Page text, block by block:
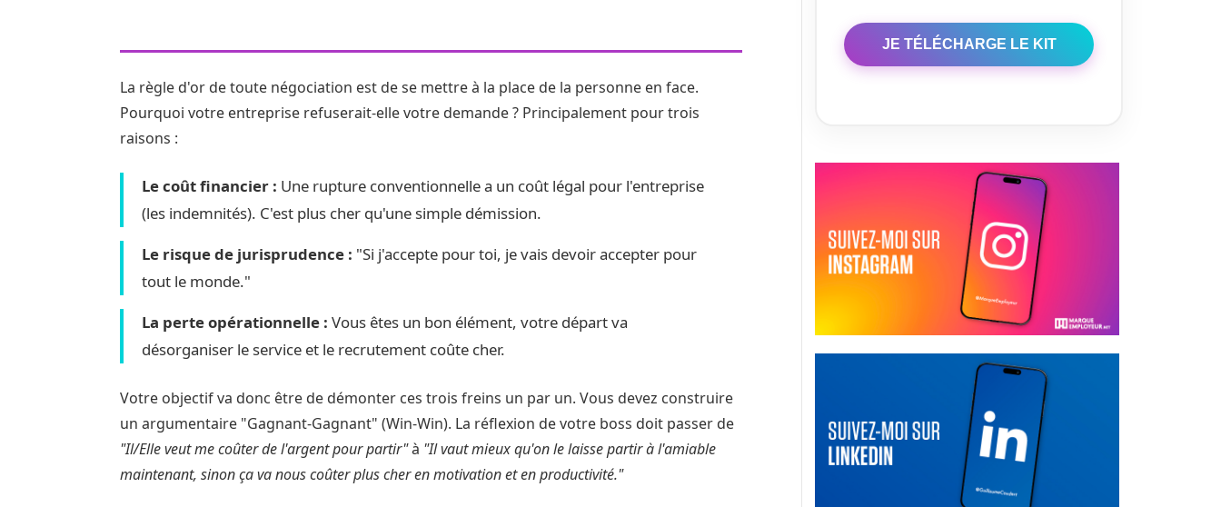
La règle d'or de toute négociation est de se mettre à la place de la personne en face.
Pourquoi votre entreprise refuserait-elle votre demande ? Principalement pour trois
raisons :
Le coût financier : Une rupture conventionnelle a un coût légal pour l'entreprise
(les indemnités). C'est plus cher qu'une simple démission.
Le risque de jurisprudence : "Si j'accepte pour toi, je vais devoir accepter pour
tout le monde."
La perte opérationnelle : Vous êtes un bon élément, votre départ va
désorganiser le service et le recrutement coûte cher.
Votre objectif va donc être de démonter ces trois freins un par un. Vous devez construire
un argumentaire "Gagnant-Gagnant" (Win-Win). La réflexion de votre boss doit passer de
"Il/Elle veut me coûter de l'argent pour partir"à "Il vaut mieux qu'on le laisse partir à l'amiable
maintenant, sinon ça va nous coûter plus cher en motivation et en productivité."